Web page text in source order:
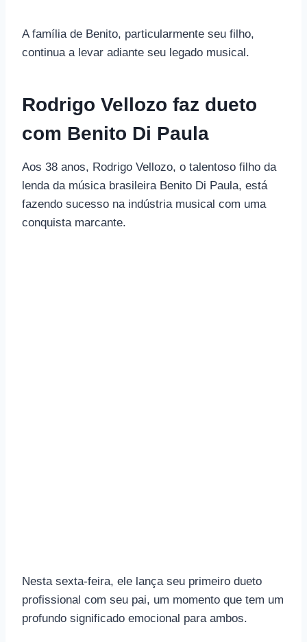
A família de Benito, particularmente seu filho,
continua a levar adiante seu legado musical.
Rodrigo Vellozo faz dueto
com Benito Di Paula
Aos 38 anos, Rodrigo Vellozo, o talentoso filho da
lenda da música brasileira Benito Di Paula, está
fazendo sucesso na indústria musical com uma
conquista marcante.
Nesta sexta-feira, ele lança seu primeiro dueto
profissional com seu pai, um momento que tem um
profundo significado emocional para ambos.